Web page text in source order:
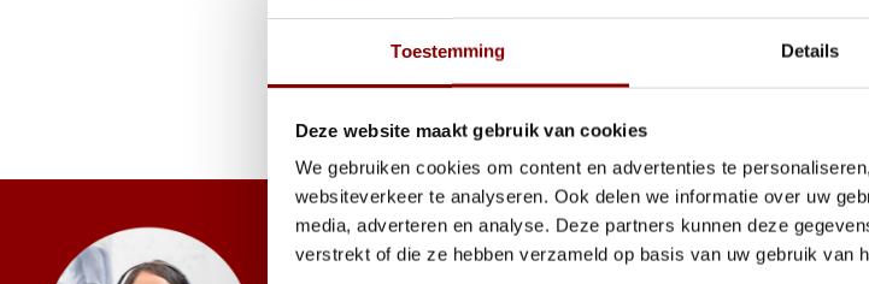
Toestemming Details
Deze website maakt gebruik van cookies
We gebruiken cookies om content en advertenties te
websiteverkeer te analyseren. Ook delen we informatie over uw
media, adverteren en analyse. Deze partners kunnen deze
verstrekt of die ze hebben verzameld op basis van uw gebruik van
Advies of hulp nodig?